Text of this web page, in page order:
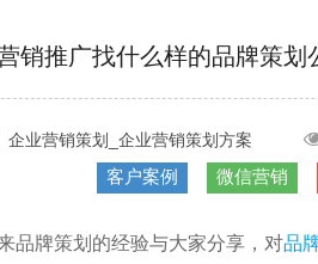
销推广找什么样的品牌策
企业营销策划_企业营销策划方案
客户案例 微信营销
品牌策划的经验与大家分享，对品